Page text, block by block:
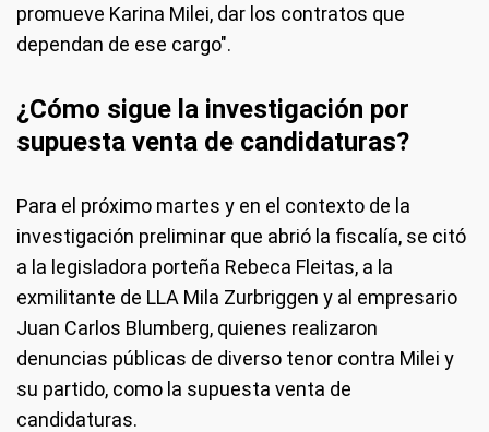
promueve Karina Milei, dar los contratos que
dependan de ese cargo".
¿Cómo sigue la investigación por
supuesta venta de candidaturas?
Para el próximo martes y en el contexto de la
investigación preliminar que abrió la fiscalía, se citó
a la legisladora porteña Rebeca Fleitas, a la
exmilitante de LLA Mila Zurbriggen y al empresario
Juan Carlos Blumberg, quienes realizaron
denuncias públicas de diverso tenor contra Milei y
su partido, como la supuesta venta de
candidaturas.